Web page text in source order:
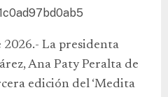
2026.- La presidenta
Ana Paty Peralta de
edición del ‘Medita